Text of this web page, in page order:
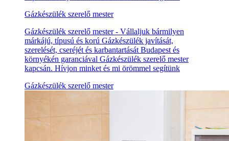
Gázkészülék szerelő mester
Gázkészülék szerelő mester - Vállaljuk bármilyen
márkájú, típusú és korú Gázkészülék javítását,
szerelését, cseréjét és karbantartását Budapest és
környékén garanciával Gázkészülék szerelő mester
kapcsán. Hívjon minket és mi örömmel segítünk
Gázkészülék szerelő mester